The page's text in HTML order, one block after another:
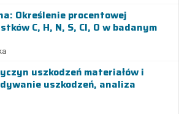
Określenie procentowej
C, H, N, S, Cl, O w badanym
uszkodzeń materiałów i
uszkodzeń, analiza